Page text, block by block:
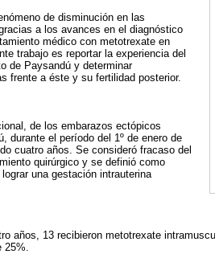
de disminución en las
a los avances en el diagnóstico
médico con metotrexate en
trabajo es reportar la experiencia del
de Paysandú y determinar
frente a éste y su fertilidad posterior.
de los embarazos ectópicos
durante el período del 1º de enero de
cuatro años. Se consideró fracaso del
quirúrgico y se definió como
una gestación intrauterina
años, 13 recibieron metotrexate